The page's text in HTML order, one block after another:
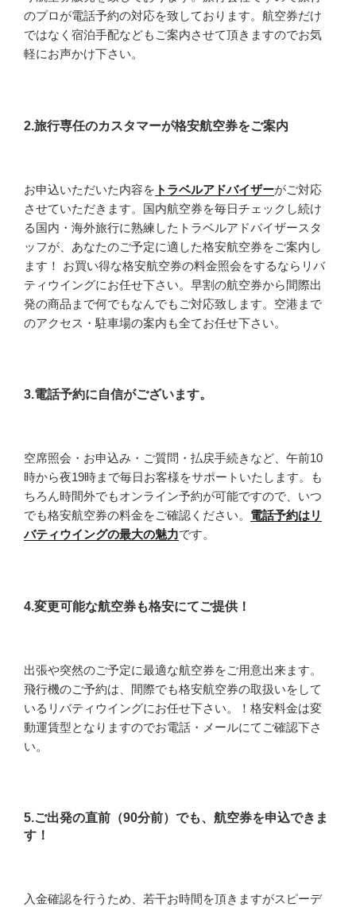
のプロが電話予約の対応を致しております。航空券だけ
ではなく宿泊手配などもご案内させて頂きますのでお気
軽にお声かけ下さい。
2.旅行専任のカスタマーが格安航空券をご案内
お申込いただいた内容を トラベルアドバイザーがご対応
させていただきます。国内航空券を毎日チェックし続け
る国内・海外旅行に熟練したトラベルアドバイザースタ
ッフが、あなたのご予定に適した格安航空券をご案内し
ます！ お買い得な格安航空券の料金照会をするならリバ
ティウイングにお任せ下さい。早割の航空券から間際出
発の商品まで何でもなんでもご対応致します。空港まで
のアクセス・駐車場の案内も全てお任せ下さい。
3.電話予約に自信がございます。
空席照会・お申込み・ご質問・払戻手続きなど、午前10
時から夜19時まで毎日お客様をサポートいたします。も
ちろん時間外でもオンライン予約が可能ですので、いつ
でも格安航空券の料金をご確認ください。 電話予約はリ
バティウイングの最大の魅力です。
4.変更可能な航空券も格安にてご提供！
出張や突然のご予定に最適な航空券をご用意出来ます。
飛行機のご予約は、間際でも格安航空券の取扱いをして
いるリバティウイングにお任せ下さい。！格安料金は変
動運賃型となりますのでお電話・メールにてご確認下さ
い。
5.ご出発の直前（90分前）でも、航空券を申込できま
す！
入金確認を行うため、若干お時間を頂きますがスピーデ